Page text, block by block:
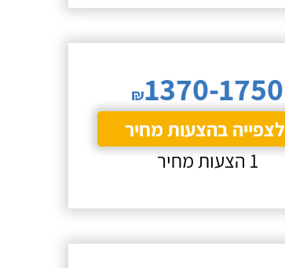
₪1370-1750
לצפייה בהצעות מחיר
1 הצעות מחיר